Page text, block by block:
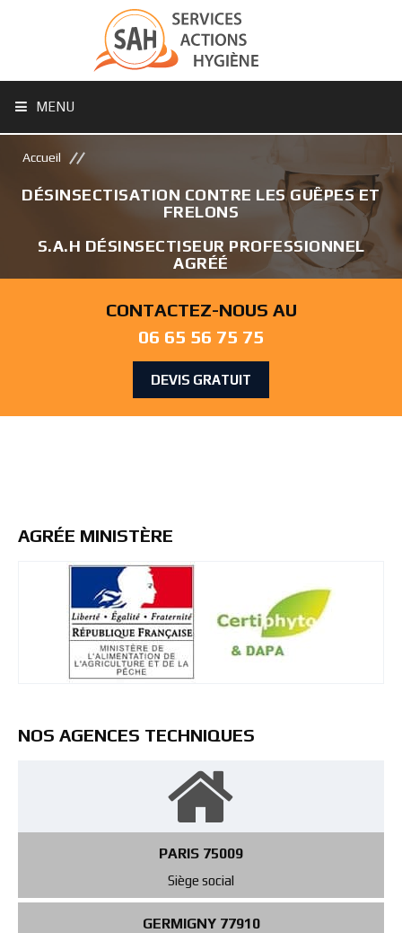
MENU
Accueil
DÉSINSECTISATION CONTRE LES GUÊPES ET
FRELONS
S.A.H DÉSINSECTISEUR PROFESSIONNEL
AGRÉÉ
CONTACTEZ-NOUS AU
06 65 56 75 75
DEVIS GRATUIT
AGRÉE MINISTÈRE
NOS AGENCES TECHNIQUES
PARIS 75009
Siège social
GERMIGNY 77910